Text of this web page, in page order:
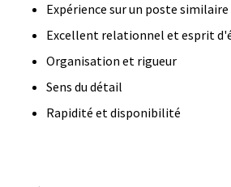
Expérience sur un poste similaire
Excellent relationnel et esprit
Organisation et rigueur
Sens du détail
Rapidité et disponibilité